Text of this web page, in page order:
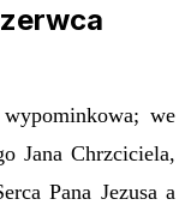
we
Jana Chrzciciela,
Pana Jezusa a